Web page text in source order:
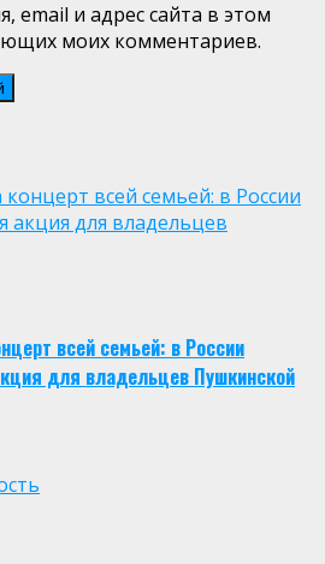
email и адрес сайта в этом
моих комментариев.
всей семьей: в России
акция для владельцев
всей семьей: в России
для владельцев Пушкинской